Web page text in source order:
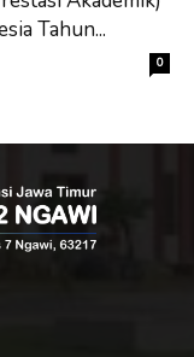
Tahun...
0